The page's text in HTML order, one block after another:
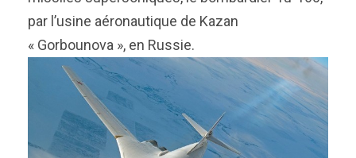
par l’usine aéronautique de Kazan
« Gorbounova », en Russie.